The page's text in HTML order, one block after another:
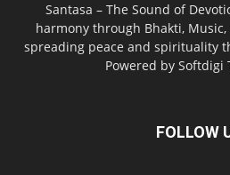
Santasa – The Sound of
harmony through Bhakti,
spreading peace and spirituality
Powered by Softdigi
FOLLOW